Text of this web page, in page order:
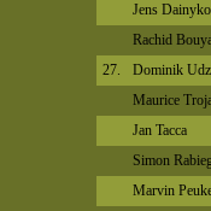
Jens Dainyko
Rachid
27.
Dominik
Maurice
Jan Tacca
Simon
Marvin